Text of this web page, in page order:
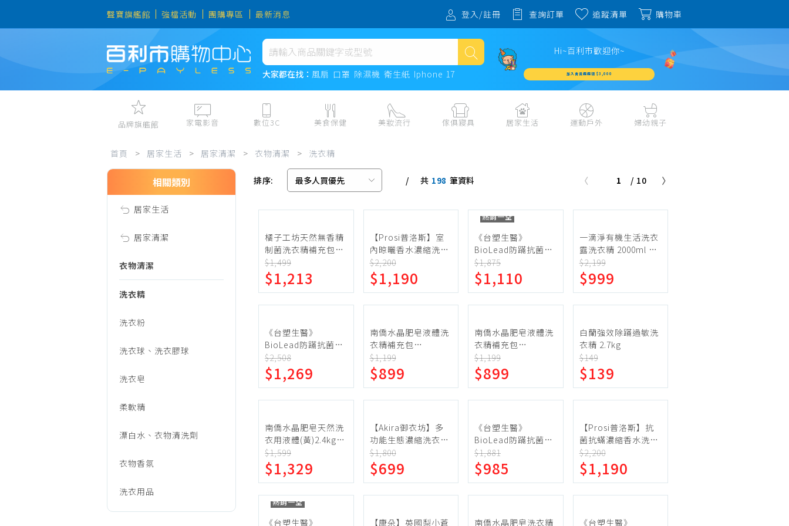
聲寶旗艦館 強檔活動 團購專區 最新消息 登入/註冊 查詢訂單 追蹤清單 購物車
大家都在找： 風扇 口罩 除濕機 衛生紙 Iphone 17
熱門搜尋
風扇
口罩
衛生紙
Iphone 17
Hi~百利市歡迎你~
加入會員週週領 $3,000
品牌旗艦館 家電影音
電冰箱、冷凍櫃
清淨機、除濕機
生活家電
數位3C
筆電、桌機
美食保健
紙本票券
熟食、小吃、滷味
零食、果乾、肉乾
蛋糕甜點、冰品
生鮮、蔬果 (免稅)
美妝流行 傢俱寢具
寢具
居家裝修
開運
園藝植栽
居家生活
成人用品🔞
寵物飼料、寵物用品
運動戶外
旅行用品、行李箱、
健身、運動器材
自行車、電動車系列
機車專區
機車部品百貨
汽車百貨
婦幼親子
書包、兒童生活用品
教具、童書、美勞
家庭護理 、銀髮生活
首頁 > 居家生活 > 居家清潔 > 衣物清潔 > 洗衣精
相關類別
居家生活
居家清潔
衣物清潔
洗衣精
洗衣粉
洗衣球、洗衣膠球
洗衣皂
柔軟精
漂白水、衣物清洗劑
衣物香氛
洗衣用品
排序: 共 198 筆資料 1 / 10
橘子工坊天然無香精
制菌洗衣精補充包-
洗淨病毒1500ml*6
包/箱
$1,499
$1,213
【Prosi普洛斯】室
內晾曬香水濃縮洗衣
凝露(BKC專利消臭緩
釋配方)1800mlx10包
$2,200
$1,190
熱銷一空
《台塑生醫》
BioLead防蹣抗菌濃
縮洗衣精3響包
1kg(15包入)
$1,875
$1,110
一滴淨有機生活洗衣
露洗衣精 2000ml X8
瓶
$2,199
$999
《台塑生醫》
BioLead防蹣抗菌濃
縮洗衣精補充包
1.5kg(12包入)
$2,508
$1,269
南僑水晶肥皂液體洗
衣精補充包
1400mlX6入
$1,199
$899
南僑水晶肥皂液體洗
衣精補充包
1400mlX6入+贈水晶
寶寶400g*2包
$1,199
$899
白蘭強效除蹣過敏洗
衣精 2.7kg
$149
$139
南僑水晶肥皂天然洗
衣用液體(黃)2.4kgx6
瓶/箱
$1,599
$1,329
【Akira御衣坊】多
功能生態濃縮洗衣精
2000ml補充包10入
(橘子/檸檬)
$1,800
$699
《台塑生醫》
BioLead防蹣抗菌濃
縮洗衣精補充包
1.5kg(9包入)
$1,881
$985
【Prosi普洛斯】抗
菌抗蟎濃縮香水洗衣
凝露1800mlx10包
$2,200
$1,190
熱銷一空
《台塑生醫》 【康朵】英國梨小蒼 南僑水晶肥皂洗衣精 《台塑生醫》